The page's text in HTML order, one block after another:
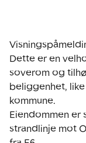
Dette er en
soverom og
beliggenhet,
kommune.
Eiendommen er
strandlinje mot